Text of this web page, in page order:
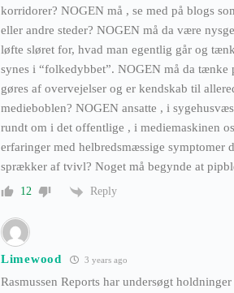
korridorer? NOGEN må , se med på blogs
eller andre steder? NOGEN må da være
løfte sløret for, hvad man egentlig går og
synes i “folkedybbet”. NOGEN må da tænke
gøres af overvejelser og er kendskab til
medieboblen? NOGEN ansatte , i
rundt om i det offentlige , i mediemaskinen
erfaringer med helbredsmæssige symptomer
sprækker af tvivl? Noget må begynde at
12 Reply
Limewood 3 years ago
Rasmussen Reports har undersøgt